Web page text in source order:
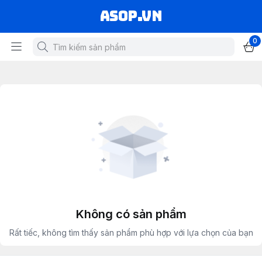
asop.vn
0
Không có sản phẩm
Rất tiếc, không tìm thấy sản phẩm phù hợp với lựa chọn của bạn